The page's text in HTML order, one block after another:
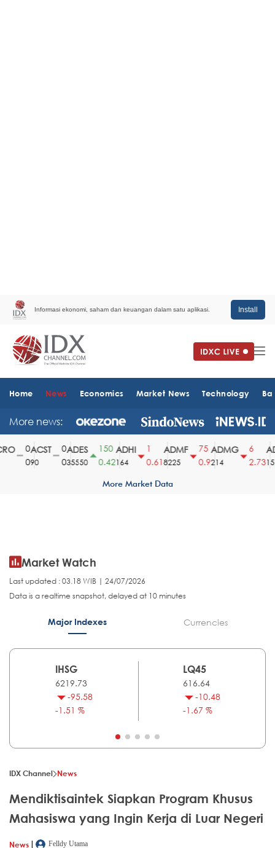
Informasi ekonomi, saham dan keuangan dalam satu aplikasi. Install
Home News Economics Market News Technology
More news:
ACST
90
ADES
35550
150
0.42
ADHI
164
0.61
ADMF
8225
75
0.9
ADMG
214
2.73
More Market Data
Market Watch
Last updated : 03.18 WIB | 24/07/2026
Data is a realtime snapshot, delayed at 10 minutes
Major Indexes Currencies
IHSG
6219.73
-95.58
-1.51 %
LQ45
616.64
-10.48
-1.67 %
IDX Channel News
Mendiktisaintek Siapkan Program Khusus
Mahasiswa yang Ingin Kerja di Luar Negeri
News |
Felldy Utama